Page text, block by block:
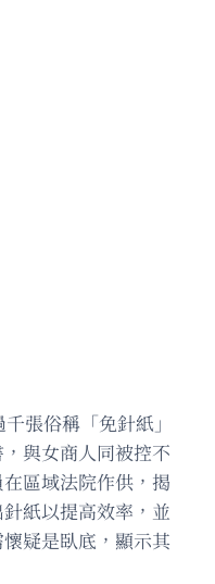
張俗稱「免針紙」
與女商人同被控不
區域法院作供，揭
紙以提高效率，並
疑是臥底，顯示其